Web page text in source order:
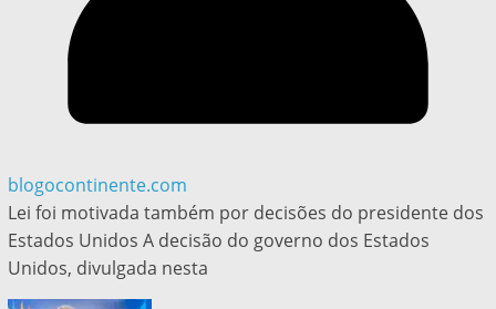
blogocontinente.com
Lei foi motivada também por decisões do presidente dos
Estados Unidos A decisão do governo dos Estados
Unidos, divulgada nesta